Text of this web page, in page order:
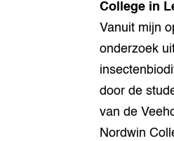
College in
Vanuit mijn
onderzoek
door de
van de
Nordwin